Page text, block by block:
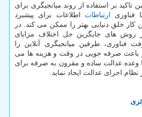
بر استفاده از روند میانجیگری برای
فناوری
ارتباطات اطلاعات برای پیشبرد
کار خلق دنیایی بهتر را ممکن می کند. در
روش های جایگزین حل اختلاف مزایای
فناوری، طرفین میانجیگری آنلاین را
باعث صرفه جویی در وقت و هزینه ها می
وعده عدالت ساده و مقرون به صرفه برای
نظام اجرای عدالت ایجاد نماید.